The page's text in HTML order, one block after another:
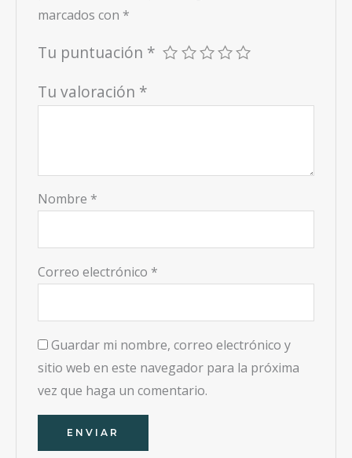
marcados con *
Tu puntuación *
Tu valoración *
Nombre *
Correo electrónico *
Guardar mi nombre, correo electrónico y
sitio web en este navegador para la próxima
vez que haga un comentario.